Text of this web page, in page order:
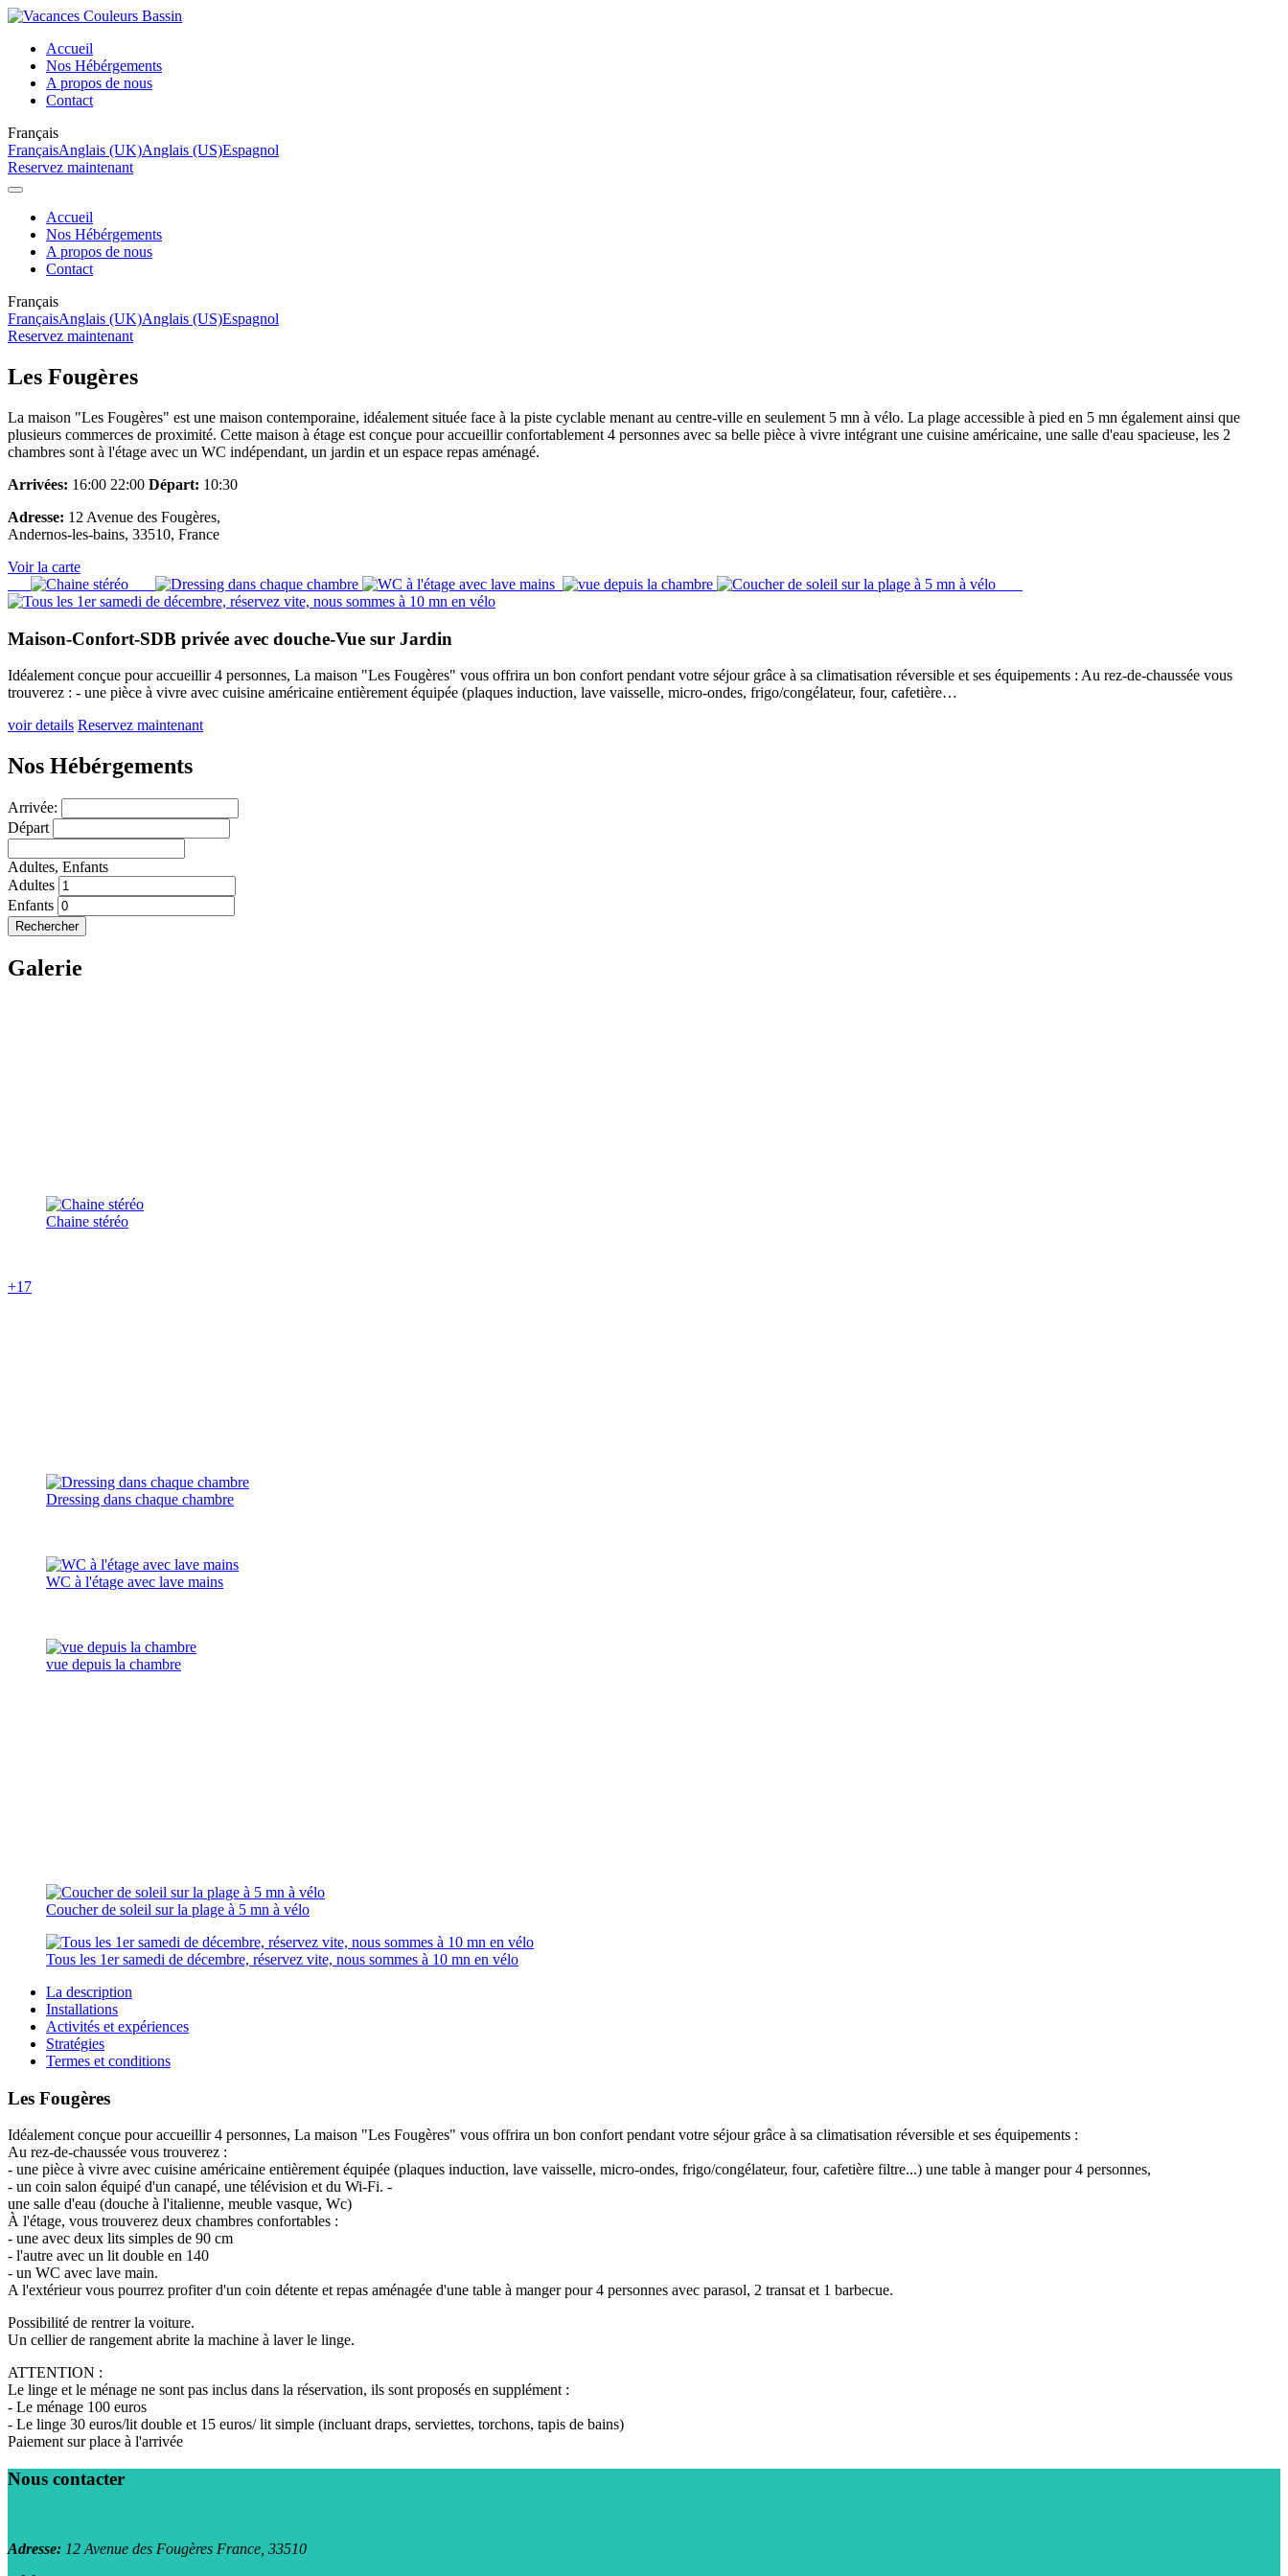
Accueil
Nos Hébérgements
A propos de nous
Contact
Français
FrançaisAnglais (UK)Anglais (US)Espagnol
Reservez maintenant
Accueil
Nos Hébérgements
A propos de nous
Contact
Français
FrançaisAnglais (UK)Anglais (US)Espagnol
Reservez maintenant
Les Fougères
La maison "Les Fougères" est une maison contemporaine, idéalement située face à la piste cyclable menant au centre-ville en seulement 5 mn à vélo. La plage accessible à pied en 5 mn également ainsi que
plusieurs commerces de proximité. Cette maison à étage est conçue pour accueillir confortablement 4 personnes avec sa belle pièce à vivre intégrant une cuisine américaine, une salle d'eau spacieuse, les 2
chambres sont à l'étage avec un WC indépendant, un jardin et un espace repas aménagé.
Arrivées: 16:00 22:00 Départ: 10:30
Adresse: 12 Avenue des Fougères,
Andernos-les-bains, 33510, France
Voir la carte
Maison-Confort-SDB privée avec douche-Vue sur Jardin
Idéalement conçue pour accueillir 4 personnes, La maison "Les Fougères" vous offrira un bon confort pendant votre séjour grâce à sa climatisation réversible et ses équipements : Au rez-de-chaussée vous
trouverez : - une pièce à vivre avec cuisine américaine entièrement équipée (plaques induction, lave vaisselle, micro-ondes, frigo/congélateur, four, cafetière…
voir details Reservez maintenant
Nos Hébérgements
Arrivée:
Départ
Adultes, Enfants
Adultes
Enfants
Rechercher
Galerie
Chaine stéréo
+17
Dressing dans chaque chambre
WC à l'étage avec lave mains
vue depuis la chambre
Coucher de soleil sur la plage à 5 mn à vélo
Tous les 1er samedi de décembre, réservez vite, nous sommes à 10 mn en vélo
La description
Installations
Activités et expériences
Stratégies
Termes et conditions
Les Fougères
Idéalement conçue pour accueillir 4 personnes, La maison "Les Fougères" vous offrira un bon confort pendant votre séjour grâce à sa climatisation réversible et ses équipements :
Au rez-de-chaussée vous trouverez :
- une pièce à vivre avec cuisine américaine entièrement équipée (plaques induction, lave vaisselle, micro-ondes, frigo/congélateur, four, cafetière filtre...) une table à manger pour 4 personnes,
- un coin salon équipé d'un canapé, une télévision et du Wi-Fi. -
une salle d'eau (douche à l'italienne, meuble vasque, Wc)
À l'étage, vous trouverez deux chambres confortables :
- une avec deux lits simples de 90 cm
- l'autre avec un lit double en 140
- un WC avec lave main.
A l'extérieur vous pourrez profiter d'un coin détente et repas aménagée d'une table à manger pour 4 personnes avec parasol, 2 transat et 1 barbecue.
Possibilité de rentrer la voiture.
Un cellier de rangement abrite la machine à laver le linge.
ATTENTION :
Le linge et le ménage ne sont pas inclus dans la réservation, ils sont proposés en supplément :
- Le ménage 100 euros
- Le linge 30 euros/lit double et 15 euros/ lit simple (incluant draps, serviettes, torchons, tapis de bains)
Paiement sur place à l'arrivée
Nous contacter
Adresse: 12 Avenue des Fougères France, 33510